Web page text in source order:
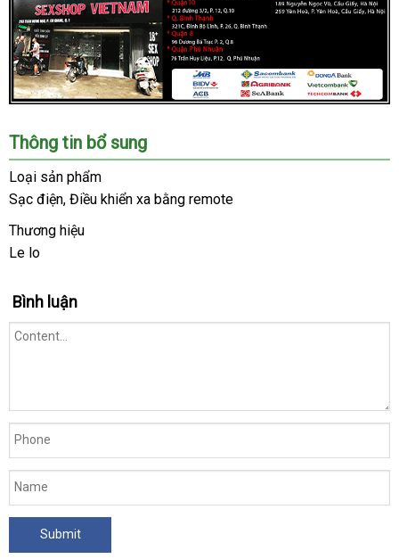
tôi
hệ
thống
Shop
lớn
tín
trong
lớn.
Thông tin bổ sung
Loại sản phẩm
Sạc điệntiki
, Điều khiển xa bằng remote
Thương hiệu
Le lo
Bình luận